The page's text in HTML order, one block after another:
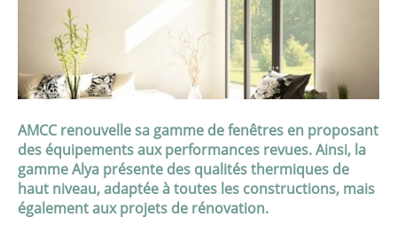
AMCC renouvelle sa gamme de fenêtres en proposant
des équipements aux performances revues. Ainsi, la
gamme Alya présente des qualités thermiques de
haut niveau, adaptée à toutes les constructions, mais
également aux projets de rénovation.